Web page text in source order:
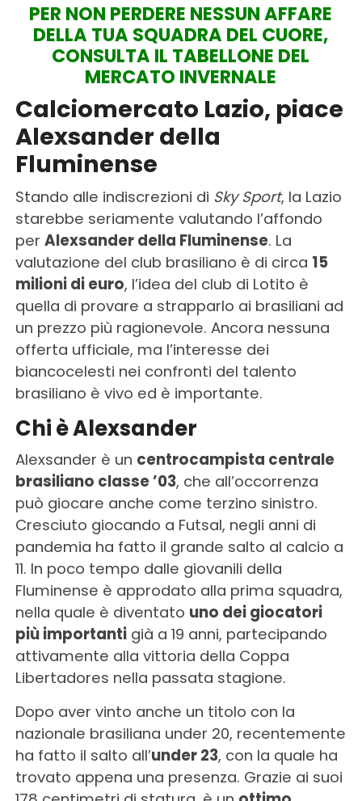
PER NON PERDERE NESSUN AFFARE
DELLA TUA SQUADRA DEL CUORE,
CONSULTA IL TABELLONE DEL
MERCATO INVERNALE
Calciomercato Lazio, piace
Alexsander della
Fluminense
Stando alle indiscrezioni di Sky Sport, la Lazio
starebbe seriamente valutando l’affondo
per Alexsander della Fluminense. La
valutazione del club brasiliano è di circa 15
milioni di euro, l’idea del club di Lotito è
quella di provare a strapparlo ai brasiliani ad
un prezzo più ragionevole. Ancora nessuna
offerta ufficiale, ma l’interesse dei
biancocelesti nei confronti del talento
brasiliano è vivo ed è importante.
Chi è Alexsander
Alexsander è un centrocampista centrale
brasiliano classe ’03, che all’occorrenza
può giocare anche come terzino sinistro.
Cresciuto giocando a Futsal, negli anni di
pandemia ha fatto il grande salto al calcio a
11. In poco tempo dalle giovanili della
Fluminense è approdato alla prima squadra,
nella quale è diventato uno dei giocatori
più importantigià a 19 anni, partecipando
attivamente alla vittoria della Coppa
Libertadores nella passata stagione.
Dopo aver vinto anche un titolo con la
nazionale brasiliana under 20, recentemente
ha fatto il salto all’under 23, con la quale ha
trovato appena una presenza. Grazie ai suoi